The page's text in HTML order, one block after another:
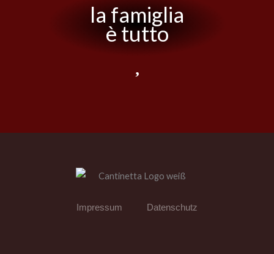
la famiglia
è tutto
Impressum Datenschutz